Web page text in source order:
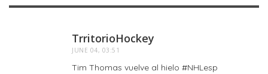
TrritorioHockey
JUNE 04, 03:51
Tim Thomas vuelve al hielo #NHLesp